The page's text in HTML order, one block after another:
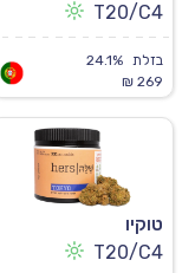
T20/C4
בזלת 24.1%
269 ₪
טוקיו
T20/C4